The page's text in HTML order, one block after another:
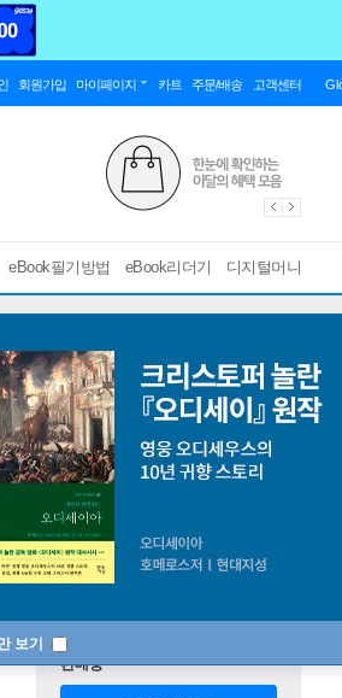
회원가입 마이페이지 카트 주문/배송 고객센터
eBook필기방법 eBook리더기 디지털머니
보기
나는 두 가지 방법
판매중